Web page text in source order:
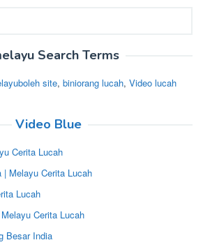
Search Terms
site, biniorang lucah, Video lucah
Video Blue
Cerita Lucah
| Melayu Cerita Lucah
Lucah
Cerita Lucah
Besar India